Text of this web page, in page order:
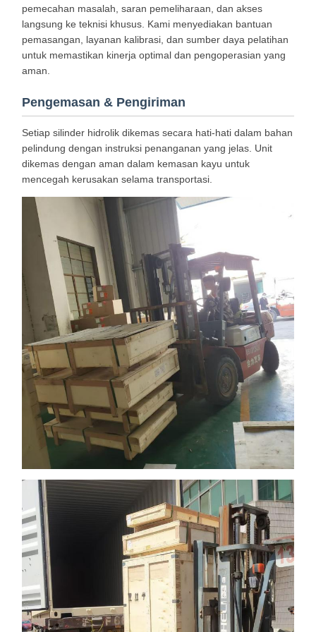
pemecahan masalah, saran pemeliharaan, dan akses
langsung ke teknisi khusus. Kami menyediakan bantuan
pemasangan, layanan kalibrasi, dan sumber daya pelatihan
untuk memastikan kinerja optimal dan pengoperasian yang
aman.
Pengemasan & Pengiriman
Setiap silinder hidrolik dikemas secara hati-hati dalam bahan
pelindung dengan instruksi penanganan yang jelas. Unit
dikemas dengan aman dalam kemasan kayu untuk
mencegah kerusakan selama transportasi.